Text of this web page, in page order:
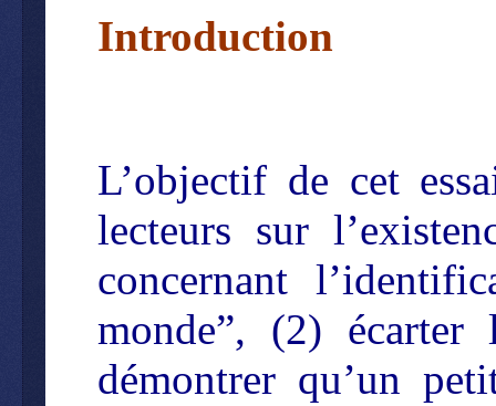
Introduction
L’objectif de cet
lecteurs sur
concernant
monde”, (2)
démontrer qu’un